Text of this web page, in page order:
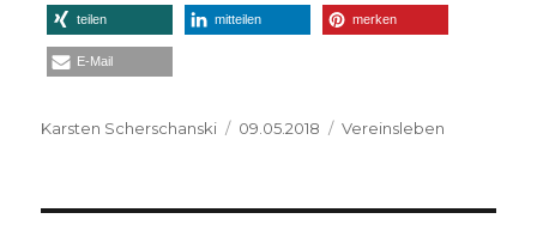
teilen mitteilen merken
E-Mail
Autor
Karsten Scherschanski
Veröffentlicht
09.05.2018 Kategorien
Vereinsleben